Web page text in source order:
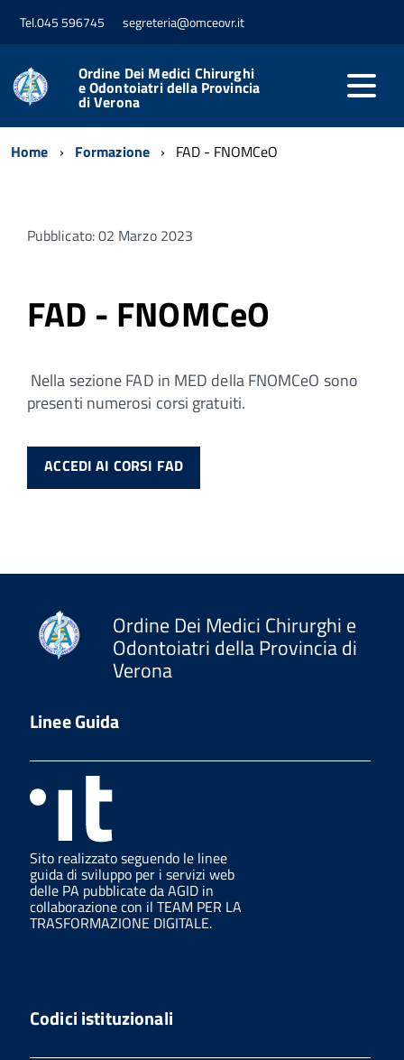
Tel.045 596745 segreteria@omceovr.it
Ordine Dei Medici Chirurghi
e Odontoiatri della Provincia
di Verona
Home Formazione FAD - FNOMCeO
Pubblicato: 02 Marzo 2023
FAD - FNOMCeO
Nella sezione FAD in MED della FNOMCeO sono
presenti numerosi corsi gratuiti.
ACCEDI AI CORSI FAD
Ordine Dei Medici Chirurghi e
Odontoiatri della Provincia di
Verona
Linee Guida
Sito realizzato seguendo le linee
guida di sviluppo per i servizi web
delle PA pubblicate da AGID in
collaborazione con il TEAM PER LA
TRASFORMAZIONE DIGITALE.
Codici istituzionali